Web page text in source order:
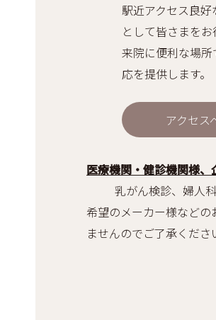
駅近アクセス良
として皆さまをお
来院に便利な場
応を提供します。
アクセス
医療機関・健診機関様
乳がん検診、婦人科
希望のメーカー様など
ませんのでご了承くださ